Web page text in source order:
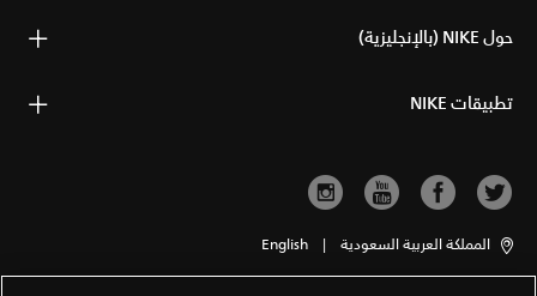
حول NIKE (بالإنجليزية)
تطبيقات NIKE
المملكة العربية السعودية |
English